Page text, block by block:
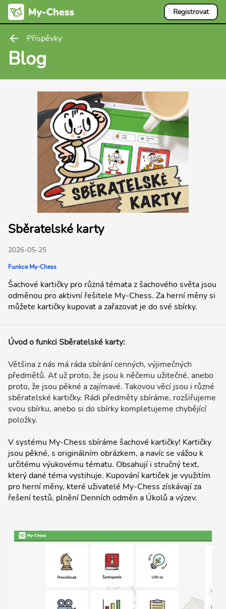
Registrovat
Příspěvky
Blog
Sběratelské karty
2026-05-25
Funkce My-Chess
Šachové kartičky pro různá témata z šachového světa jsou
odměnou pro aktivní řešitele My-Chess. Za herní měny si
můžete kartičky kupovat a zařazovat je do své sbírky.
Úvod o funkci Sběratelské karty:
Většina z nás má ráda sbírání cenných, výjimečných
předmětů. Ať už proto, že jsou k něčemu užitečné, anebo
proto, že jsou pěkné a zajímavé. Takovou věcí jsou i různé
sběratelské kartičky. Rádi předměty sbíráme, rozšiřujeme
svou sbírku, anebo si do sbírky kompletujeme chybějící
položky.
V systému My-Chess sbíráme šachové kartičky! Kartičky
jsou pěkné, s originálním obrázkem, a navíc se vážou k
určitému výukovému tématu. Obsahují i stručný text,
který dané téma vystihuje. Kupování kartiček je využitím
pro herní měny, které uživatelé My-Chess získávají za
řešení testů, plnění Denních odměn a Úkolů a výzev.